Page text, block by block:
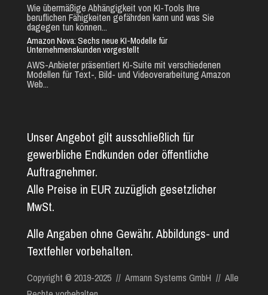
Wie übermäßige Abhängigkeit von KI-Tools Ihre
beruflichen Fähigkeiten gefährden kann und was Sie
dagegen tun können...
Amazon Nova: Sechs neue KI-Modelle für
Unternehmenskunden vorgestellt
AWS-Anbieter präsentiert KI-Suite mit verschiedenen
Modellen für Text-, Bild- und Videoverarbeitung Amazon
Web...
Unser Angebot gilt ausschließlich für
gewerbliche Endkunden oder öffentliche
Auftragnehmer.
Alle Preise in EUR zuzüglich gesetzlicher
MwSt.
Alle Angaben ohne Gewähr. Abbildungs- und
Textfehler vorbehalten.
Copyright © 2019-2025 // Armann Systems GmbH // Alle